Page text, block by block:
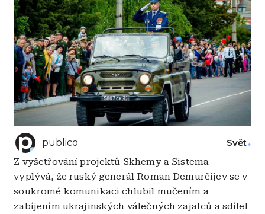
publico Svět
Z vyšetřování projektů Skhemy a Sistema
vyplývá, že ruský generál Roman Demurčijev se v
soukromé komunikaci chlubil mučením a
zabíjením ukrajinských válečných zajatců a sdílel